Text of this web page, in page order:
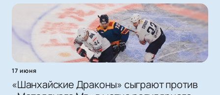
17 июня
«Шанхайские Драконы» сыграют против